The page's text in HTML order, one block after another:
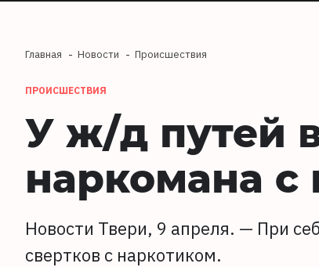
Главная Новости Происшествия
ПРОИСШЕСТВИЯ
У ж/д путей
наркомана с
Новости Твери, 9 апреля. — При
свертков с наркотиком.